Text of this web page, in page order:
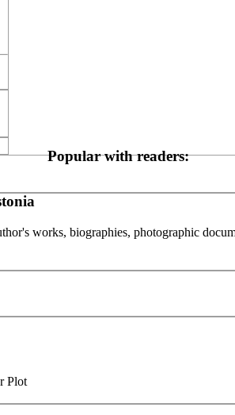
Popular with readers:
works, biographies, photographic
Plot